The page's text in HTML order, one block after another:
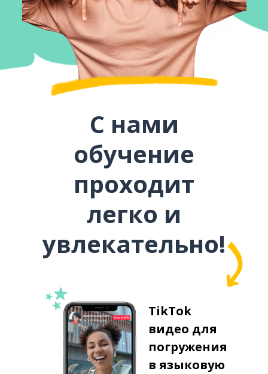
С нами
обучение
проходит
легко и
увлекательно!
TikTok
видео для
погружения
в языковую